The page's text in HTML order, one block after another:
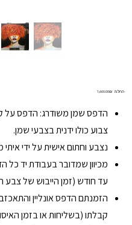
החל מ- מחיר‏1,600.00 ‏₪
הדפס שמן משודרג: הדפס על
צבוע כולו ידנית בצבעי שמן.
נצבע וחתום אישית על ידי איתי
מכיוון שמדובר בעבודת יד כל
עד חודש (זמן הייבוש של צבע
הזמנתם הדפס אונליין
קבלתו (בשליחות או בזמן